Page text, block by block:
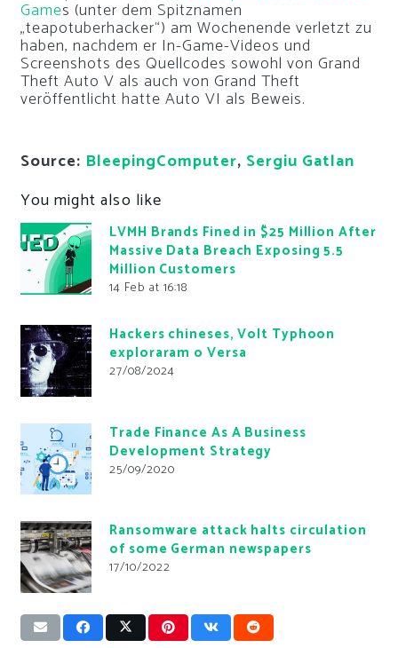
Games (unter dem Spitznamen
„teapotuberhacker“) am Wochenende verletzt zu
haben, nachdem er In-Game-Videos und
Screenshots des Quellcodes sowohl von Grand
Theft Auto V als auch von Grand Theft
veröffentlicht hatte Auto VI als Beweis.
Source: BleepingComputer, Sergiu Gatlan
You might also like
LVMH Brands Fined in $25 Million After
Massive Data Breach Exposing 5.5
Million Customers
14 Feb at 16:18
Hackers chineses, Volt Typhoon
exploraram o Versa
27/08/2024
Trade Finance As A Business
Development Strategy
25/09/2020
Ransomware attack halts circulation
of some German newspapers
17/10/2022